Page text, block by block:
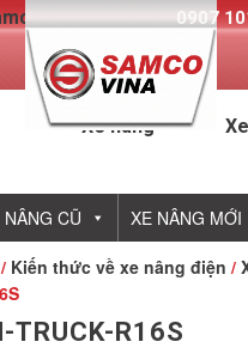
- Hotline: 0907
Xe nâng
NÂNG CŨ XE NÂNG MỚI
/ Kiến thức về xe nâng điện /
TRUCK-R16S